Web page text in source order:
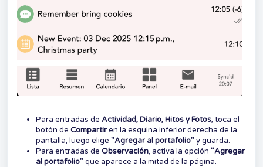
Para entradas de Actividad, Diario, Hitos y Fotos, toca el
botón de Compartiren la esquina inferior derecha de la
pantalla, luego elige "Agregar al portafolio"y guarda.
Para entradas de Observación, activa la opción "Agregar
al portafolio"que aparece a la mitad de la página.